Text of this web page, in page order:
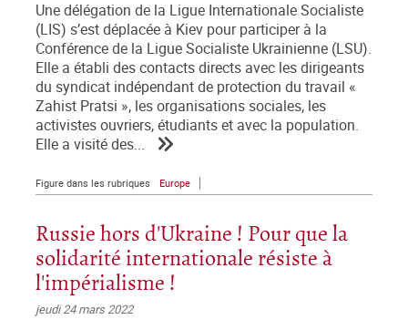
Une délégation de la Ligue Internationale Socialiste
(LIS) s’est déplacée à Kiev pour participer à la
Conférence de la Ligue Socialiste Ukrainienne (LSU).
Elle a établi des contacts directs avec les dirigeants
du syndicat indépendant de protection du travail «
Zahist Pratsi », les organisations sociales, les
activistes ouvriers, étudiants et avec la population.
Elle a visité des...
Figure dans les rubriques Europe
Russie hors d'Ukraine ! Pour que la
solidarité internationale résiste à
l'impérialisme !
jeudi 24 mars 2022